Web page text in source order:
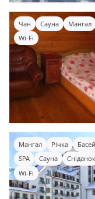
Чан Сауна
Мангал
Wi-Fi
Мангал Річка
SPA
Сауна
Сніданок
Wi-Fi